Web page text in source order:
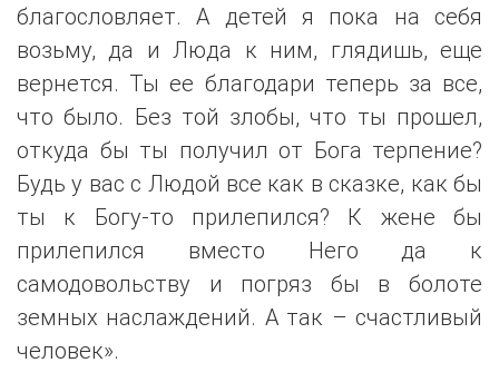
благословляет. А детей я пока на себя
возьму, да и Люда к ним, глядишь, еще
вернется. Ты ее благодари теперь за все,
что было. Без той злобы, что ты прошел,
откуда бы ты получил от Бога терпение?
Будь у вас с Людой все как в сказке, как бы
ты к Богу-то прилепился? К жене бы
прилепился вместо Него да к
самодовольству и погряз бы в болоте
земных наслаждений. А так – счастливый
человек».